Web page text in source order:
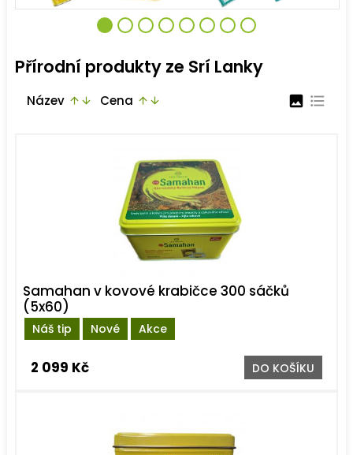
Přírodní produkty ze Srí Lanky
Název arrow_upward arrow_downward Cena arrow_upward arrow_downward image format_list_bulleted
Náš tip Nové Akce
Samahan v kovové krabičce 300 sáčků
(5x60)
2 099 Kč DO KOŠÍKU